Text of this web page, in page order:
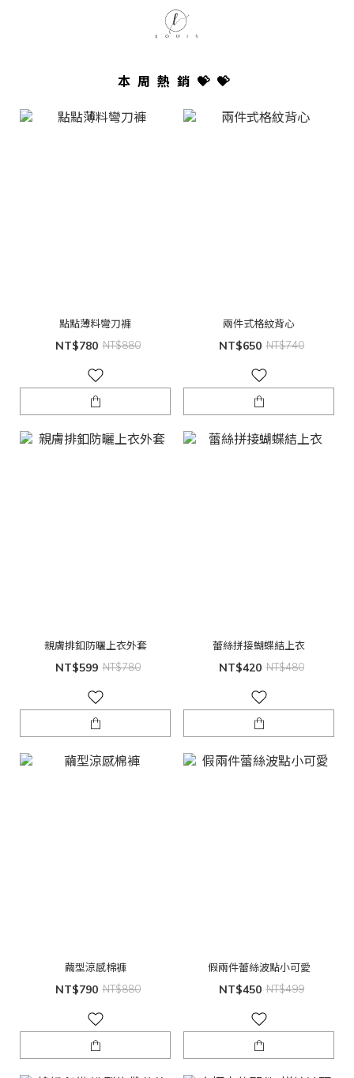
本周熱銷💝💝
點點薄料彎刀褲
NT$780 NT$880
兩件式格紋背心
NT$650 NT$740
親膚排釦防曬上衣外套
NT$599 NT$780
蕾絲拼接蝴蝶結上衣
NT$420 NT$480
繭型涼感棉褲
NT$790 NT$880
假兩件蕾絲波點小可愛
NT$450 NT$499